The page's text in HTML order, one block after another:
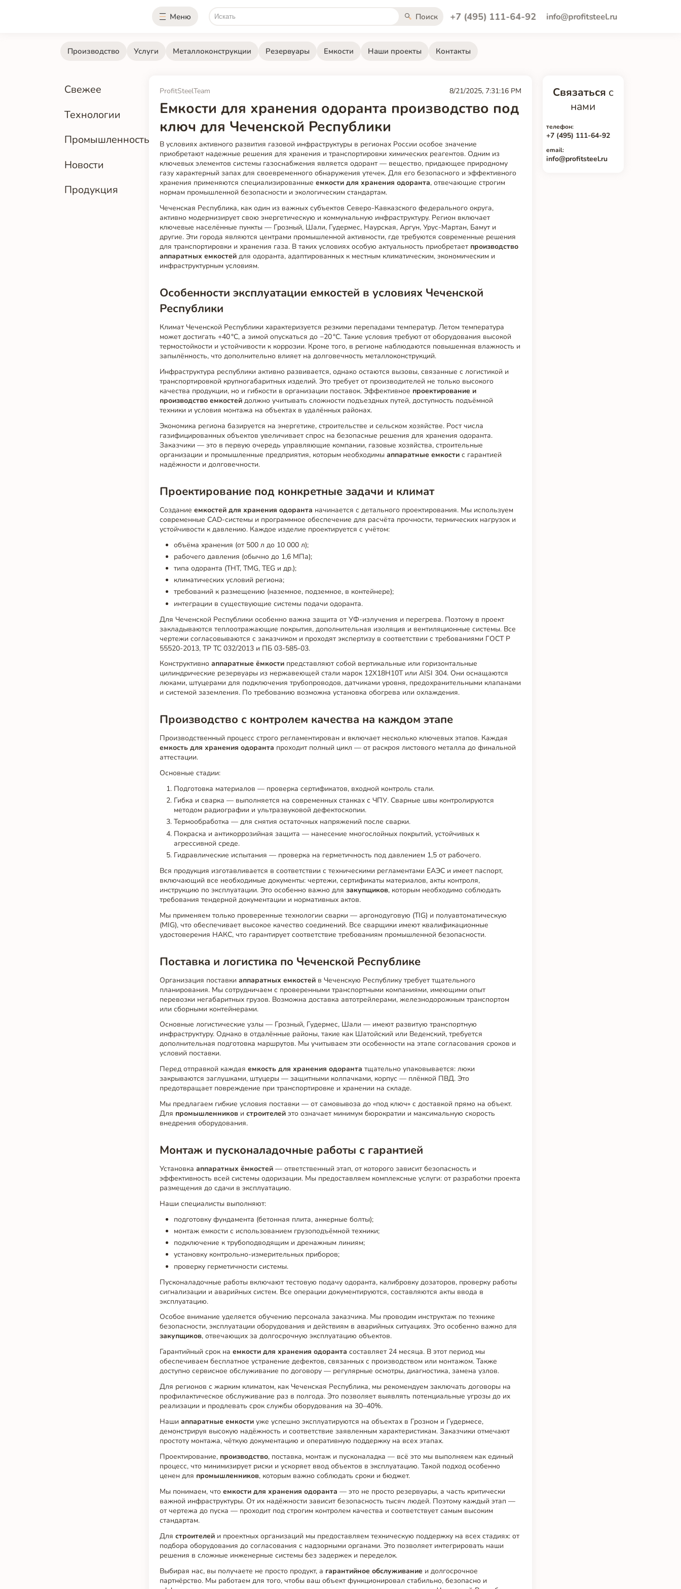
Меню Поиск +7 (495) 111-64-92 info@profitsteel.ru
Производство Услуги Металлоконструкции Резервуары Емкости Наши проекты Контакты
Свежее
Технологии
Промышленность
Новости
Продукция
ProfitSteelTeam 8/21/2025, 7:31:16 PM
Емкости для хранения одоранта производство под
ключ для Чеченской Республики
В условиях активного развития газовой инфраструктуры в регионах России особое значение
приобретают надежные решения для хранения и транспортировки химических реагентов. Одним из
ключевых элементов системы газоснабжения является одорант — вещество, придающее природному
газу характерный запах для своевременного обнаружения утечек. Для его безопасного и эффективного
хранения применяются специализированныеемкости для хранения одоранта, отвечающие строгим
нормам промышленной безопасности и экологическим стандартам.
Чеченская Республика, как один из важных субъектов Северо-Кавказского федерального округа,
активно модернизирует свою энергетическую и коммунальную инфраструктуру. Регион включает
ключевые населённые пункты — Грозный, Шали, Гудермес, Наурская, Аргун, Урус-Мартан, Бамут и
другие. Эти города являются центрами промышленной активности, где требуются современные решения
для транспортировки и хранения газа. В таких условиях особую актуальность приобретает производство
аппаратных емкостей для одоранта, адаптированных к местным климатическим, экономическим и
инфраструктурным условиям.
Особенности эксплуатации емкостей в условиях Чеченской
Республики
Климат Чеченской Республики характеризуется резкими перепадами температур. Летом температура
может достигать +40 °C, а зимой опускаться до −20 °C. Такие условия требуют от оборудования высокой
термостойкости и устойчивости к коррозии. Кроме того, в регионе наблюдаются повышенная влажность и
запылённость, что дополнительно влияет на долговечность металлоконструкций.
Инфраструктура республики активно развивается, однако остаются вызовы, связанные с логистикой и
транспортировкой крупногабаритных изделий. Это требует от производителей не только высокого
качества продукции, но и гибкости в организации поставок. Эффективное проектирование и
производство емкостей должно учитывать сложности подъездных путей, доступность подъёмной
техники и условия монтажа на объектах в удалённых районах.
Экономика региона базируется на энергетике, строительстве и сельском хозяйстве. Рост числа
газифицированных объектов увеличивает спрос на безопасные решения для хранения одоранта.
Заказчики — это в первую очередь управляющие компании, газовые хозяйства, строительные
организации и промышленные предприятия, которым необходимыаппаратные емкости с гарантией
надёжности и долговечности.
Проектирование под конкретные задачи и климат
Созданиеемкостей для хранения одоранта начинается с детального проектирования. Мы используем
современные CAD-системы и программное обеспечение для расчёта прочности, термических нагрузок и
устойчивости к давлению. Каждое изделие проектируется с учётом:
объёма хранения (от 500 л до 10 000 л);
рабочего давления (обычно до 1,6 МПа);
типа одоранта (THT, TMG, TEG и др.);
климатических условий региона;
требований к размещению (наземное, подземное, в контейнере);
интеграции в существующие системы подачи одоранта.
Для Чеченской Республики особенно важна защита от УФ-излучения и перегрева. Поэтому в проект
закладываются теплоотражающие покрытия, дополнительная изоляция и вентиляционные системы. Все
чертежи согласовываются с заказчиком и проходят экспертизу в соответствии с требованиями ГОСТ Р
55520-2013, ТР ТС 032/2013 и ПБ 03-585-03.
Конструктивноаппаратные ёмкости представляют собой вертикальные или горизонтальные
цилиндрические резервуары из нержавеющей стали марок 12Х18Н10Т или AISI 304. Они оснащаются
люками, штуцерами для подключения трубопроводов, датчиками уровня, предохранительными клапанами
и системой заземления. По требованию возможна установка обогрева или охлаждения.
Производство с контролем качества на каждом этапе
Производственный процесс строго регламентирован и включает несколько ключевых этапов. Каждая
емкость для хранения одоранта проходит полный цикл — от раскроя листового металла до финальной
аттестации.
Основные стадии:
Подготовка материалов — проверка сертификатов, входной контроль стали.
Гибка и сварка — выполняется на современных станках с ЧПУ. Сварные швы контролируются
методом радиографии и ультразвуковой дефектоскопии.
Термообработка — для снятия остаточных напряжений после сварки.
Покраска и антикоррозийная защита — нанесение многослойных покрытий, устойчивых к
агрессивной среде.
Гидравлические испытания — проверка на герметичность под давлением 1,5 от рабочего.
Вся продукция изготавливается в соответствии с техническими регламентами ЕАЭС и имеет паспорт,
включающий все необходимые документы: чертежи, сертификаты материалов, акты контроля,
инструкцию по эксплуатации. Это особенно важно длязакупщиков, которым необходимо соблюдать
требования тендерной документации и нормативных актов.
Мы применяем только проверенные технологии сварки — аргонодуговую (TIG) и полуавтоматическую
(MIG), что обеспечивает высокое качество соединений. Все сварщики имеют квалификационные
удостоверения НАКС, что гарантирует соответствие требованиям промышленной безопасности.
Поставка и логистика по Чеченской Республике
Организация поставкиаппаратных емкостей в Чеченскую Республику требует тщательного
планирования. Мы сотрудничаем с проверенными транспортными компаниями, имеющими опыт
перевозки негабаритных грузов. Возможна доставка автотрейлерами, железнодорожным транспортом
или сборными контейнерами.
Основные логистические узлы — Грозный, Гудермес, Шали — имеют развитую транспортную
инфраструктуру. Однако в отдалённые районы, такие как Шатойский или Веденский, требуется
дополнительная подготовка маршрутов. Мы учитываем эти особенности на этапе согласования сроков и
условий поставки.
Перед отправкой каждаяемкость для хранения одоранта тщательно упаковывается: люки
закрываются заглушками, штуцеры — защитными колпачками, корпус — плёнкой ПВД. Это
предотвращает повреждение при транспортировке и хранении на складе.
Мы предлагаем гибкие условия поставки — от самовывоза до «под ключ» с доставкой прямо на объект.
Для промышленников истроителей это означает минимум бюрократии и максимальную скорость
внедрения оборудования.
Монтаж и пусконаладочные работы с гарантией
Установкааппаратных ёмкостей — ответственный этап, от которого зависит безопасность и
эффективность всей системы одоризации. Мы предоставляем комплексные услуги: от разработки проекта
размещения до сдачи в эксплуатацию.
Наши специалисты выполняют:
подготовку фундамента (бетонная плита, анкерные болты);
монтаж емкости с использованием грузоподъёмной техники;
подключение к трубоподводящим и дренажным линиям;
установку контрольно-измерительных приборов;
проверку герметичности системы.
Пусконаладочные работы включают тестовую подачу одоранта, калибровку дозаторов, проверку работы
сигнализации и аварийных систем. Все операции документируются, составляются акты ввода в
эксплуатацию.
Особое внимание уделяется обучению персонала заказчика. Мы проводим инструктаж по технике
безопасности, эксплуатации оборудования и действиям в аварийных ситуациях. Это особенно важно для
закупщиков, отвечающих за долгосрочную эксплуатацию объектов.
Гарантийный срок наемкости для хранения одоранта составляет 24 месяца. В этот период мы
обеспечиваем бесплатное устранение дефектов, связанных с производством или монтажом. Также
доступно сервисное обслуживание по договору — регулярные осмотры, диагностика, замена узлов.
Для регионов с жарким климатом, как Чеченская Республика, мы рекомендуем заключать договоры на
профилактическое обслуживание раз в полгода. Это позволяет выявлять потенциальные угрозы до их
реализации и продлевать срок службы оборудования на 30–40%.
Нашиаппаратные емкости уже успешно эксплуатируются на объектах в Грозном и Гудермесе,
демонстрируя высокую надёжность и соответствие заявленным характеристикам. Заказчики отмечают
простоту монтажа, чёткую документацию и оперативную поддержку на всех этапах.
Проектирование, производство, поставка, монтаж и пусконаладка — всё это мы выполняем как единый
процесс, что минимизирует риски и ускоряет ввод объектов в эксплуатацию. Такой подход особенно
ценен для промышленников, которым важно соблюдать сроки и бюджет.
Мы понимаем, чтоемкости для хранения одоранта — это не просто резервуары, а часть критически
важной инфраструктуры. От их надёжности зависит безопасность тысяч людей. Поэтому каждый этап —
от чертежа до пуска — проходит под строгим контролем качества и соответствует самым высоким
стандартам.
Длястроителей и проектных организаций мы предоставляем техническую поддержку на всех стадиях: от
подбора оборудования до согласования с надзорными органами. Это позволяет интегрировать наши
решения в сложные инженерные системы без задержек и переделок.
Выбирая нас, вы получаете не просто продукт, а гарантийное обслуживание и долгосрочное
партнёрство. Мы работаем для того, чтобы ваш объект функционировал стабильно, безопасно и
Связаться с
нами
телефон:
+7 (495) 111-64-92
email:
info@profitsteel.ru